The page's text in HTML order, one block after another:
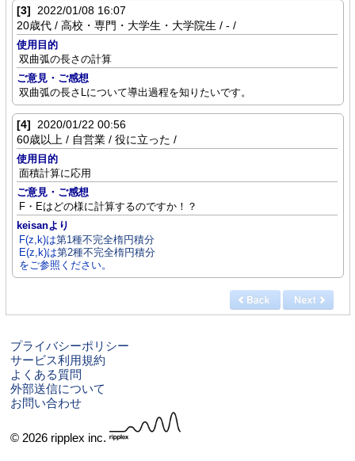
[3] 2022/01/08 16:07
20歳代 / 高校・専門・大学生・大学院生 / - /
使用目的
双曲弧の長さの計算
ご意見・ご感想
双曲弧の長さLについて導出過程を知りたいです。
[4] 2020/01/22 00:56
60歳以上 / 自営業 / 役に立った /
使用目的
面積計算に応用
ご意見・ご感想
F・Eはどの様に計算するのですか！？
keisanより
F(z,k)は第1種不完全楕円積分
E(z,k)は第2種不完全楕円積分
をご参照ください。
プライバシーポリシー
サービス利用規約
よくある質問
外部送信について
お問い合わせ
© 2026 ripplex inc.